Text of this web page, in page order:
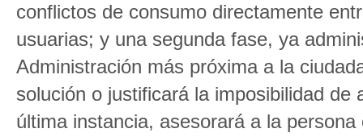
conflictos de consumo directamente
usuarias; y una segunda fase, ya
Administración más próxima a la
solución o justificará la imposibilidad
última instancia, asesorará a la